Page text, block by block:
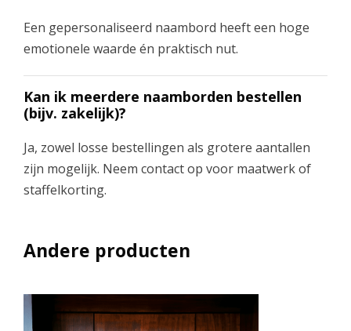
Een gepersonaliseerd naambord heeft een hoge
emotionele waarde én praktisch nut.
Kan ik meerdere naamborden bestellen
(bijv. zakelijk)?
Ja, zowel losse bestellingen als grotere aantallen
zijn mogelijk. Neem contact op voor maatwerk of
staffelkorting.
Andere producten